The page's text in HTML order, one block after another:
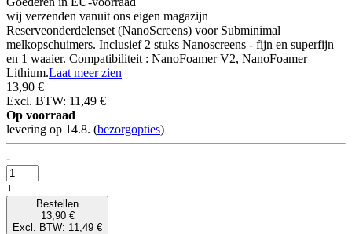
wij verzenden vanuit ons eigen magazijn
Reserveonderdelenset (NanoScreens) voor Subminimal
melkopschuimers. Inclusief 2 stuks Nanoscreens - fijn en superfijn
en 1 waaier. Compatibiliteit : NanoFoamer V2, NanoFoamer
Lithium.Laat meer zien
13,90 €
Excl. BTW: 11,49 €
Op voorraad
levering op 14.8. (bezorgopties)
-
+
Bestellen
13,90 €
Excl. BTW: 11,49 €